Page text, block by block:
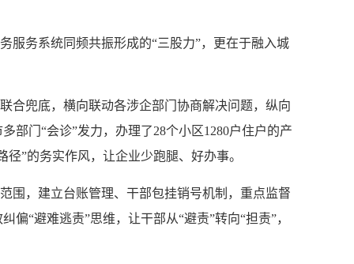
服务系统同频共振形成的“三股力”，更在于融入城
合兜底，横向联动各涉企部门协商解决问题，纵向
部门“会诊”发力，办理了28个小区1280户住户的产
”的务实作风，让企业少跑腿、好办事。
围，建立台账管理、干部包挂销号机制，重点监督
“避难逃责”思维，让干部从“避责”转向“担责”，